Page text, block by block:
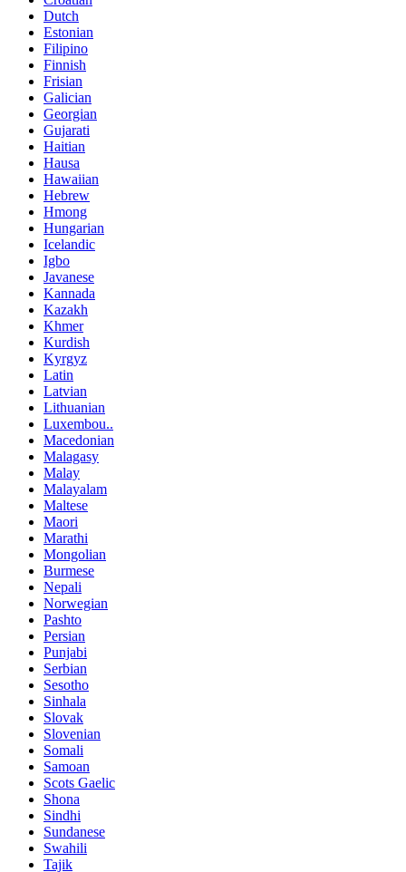
Dutch
Estonian
Filipino
Finnish
Frisian
Galician
Georgian
Gujarati
Haitian
Hausa
Hawaiian
Hebrew
Hmong
Hungarian
Icelandic
Igbo
Javanese
Kannada
Kazakh
Khmer
Kurdish
Kyrgyz
Latin
Latvian
Lithuanian
Luxembou..
Macedonian
Malagasy
Malay
Malayalam
Maltese
Maori
Marathi
Mongolian
Burmese
Nepali
Norwegian
Pashto
Persian
Punjabi
Serbian
Sesotho
Sinhala
Slovak
Slovenian
Somali
Samoan
Scots Gaelic
Shona
Sindhi
Sundanese
Swahili
Tajik